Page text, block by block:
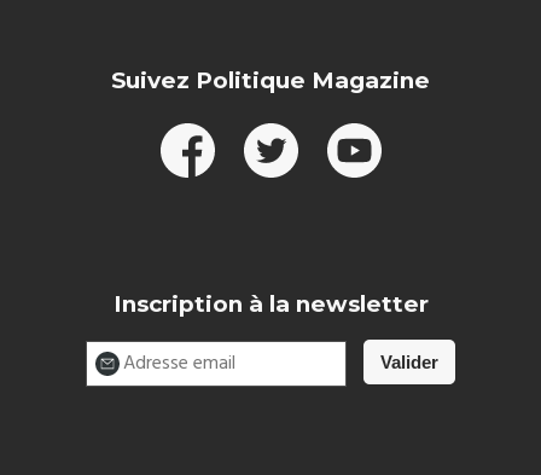
Suivez Politique Magazine
Inscription à la newsletter